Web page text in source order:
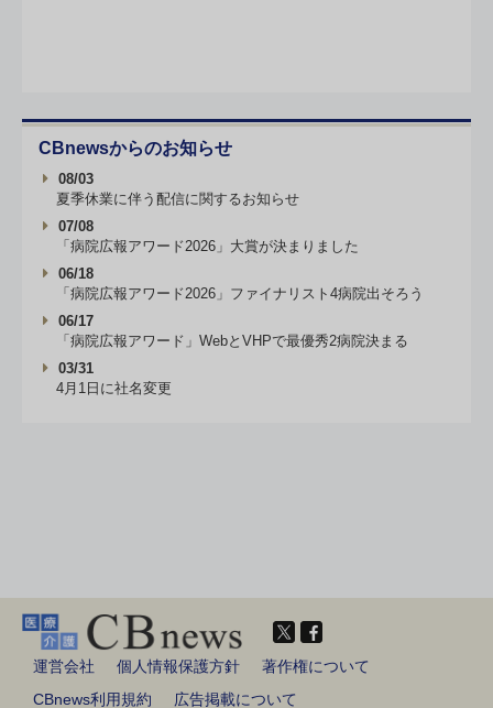
CBnewsからのお知らせ
08/03
夏季休業に伴う配信に関するお知らせ
07/08
「病院広報アワード2026」大賞が決まりました
06/18
「病院広報アワード2026」ファイナリスト4病院出そろう
06/17
「病院広報アワード」WebとVHPで最優秀2病院決まる
03/31
4月1日に社名変更
運営会社 個人情報保護方針
著作権について
CBnews利用規約
広告掲載について